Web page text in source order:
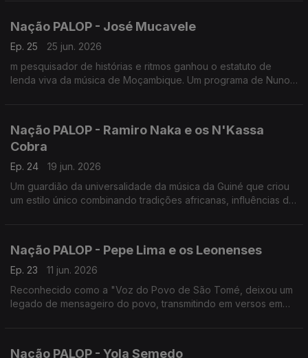
Nação PALOP - José Mucavele
Ep. 25
25 jun. 2026
m pesquisador de histórias e ritmos ganhou o estatuto de
lenda viva da música de Moçambique. Um programa de Nuno
Nação PALOP - Ramiro Naka e os N'Kassa
Cobra
Ep. 24
19 jun. 2026
Um guardião da universalidade da música da Guiné que criou
um estilo único combinando tradições africanas, influências do
Nação PALOP - Pepe Lima e os Leonenses
Ep. 23
11 jun. 2026
Reconhecido como a "Voz do Povo de São Tomé, deixou um
legado de mensageiro do povo, transmitindo em versos em
Nação PALOP - Yola Semedo